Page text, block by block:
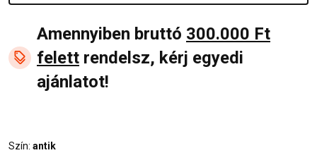
Amennyiben bruttó 300.000 Ft
felett rendelsz, kérj egyedi
ajánlatot!
Szín: antik